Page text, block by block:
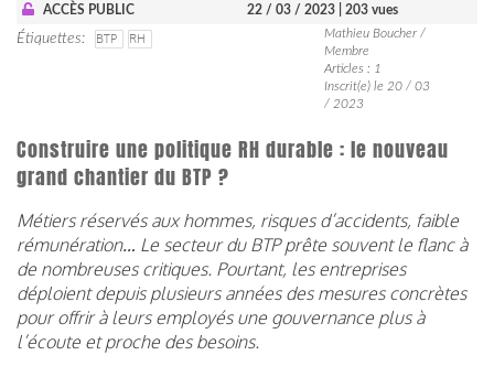
ACCÈS PUBLIC 22 / 03 / 2023 | 203 vues
Étiquettes BTP RH
Mathieu Boucher /
Membre
Articles : 1
Inscrit(e) le 20 / 03
/ 2023
Construire une politique RH durable : le nouveau
grand chantier du BTP ?
Métiers réservés aux hommes, risques d’accidents, faible
rémunération… Le secteur du BTP prête souvent le flanc à
de nombreuses critiques. Pourtant, les entreprises
déploient depuis plusieurs années des mesures concrètes
pour offrir à leurs employés une gouvernance plus à
l’écoute et proche des besoins.